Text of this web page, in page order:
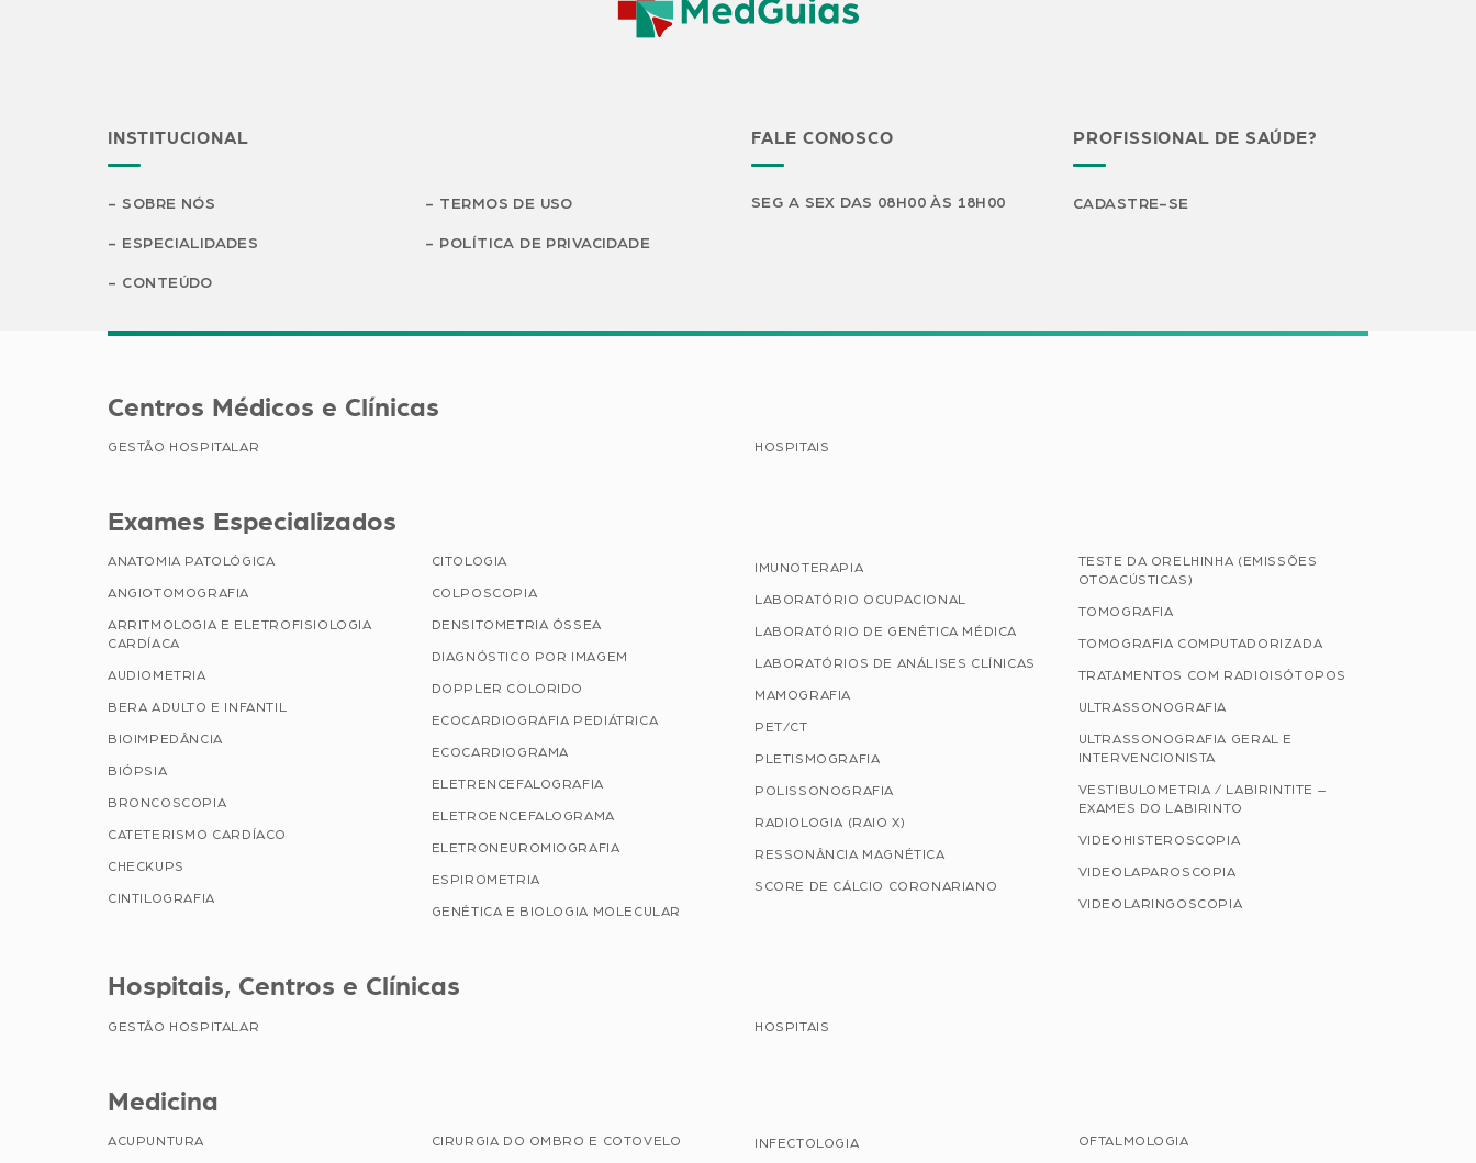
INSTITUCIONAL
SOBRE NÓS
ESPECIALIDADES
CONTEÚDO
TERMOS DE USO
POLÍTICA DE PRIVACIDADE
FALE CONOSCO
SEG A SEX DAS 08H00 ÀS 18H00
PROFISSIONAL DE SAÚDE?
CADASTRE-SE
Centros Médicos e Clínicas
GESTÃO HOSPITALAR HOSPITAIS
Exames Especializados
ANATOMIA PATOLÓGICA
ANGIOTOMOGRAFIA
ARRITMOLOGIA E ELETROFISIOLOGIA
CARDÍACA
AUDIOMETRIA
BERA ADULTO E INFANTIL
BIOIMPEDÂNCIA
BIÓPSIA
BRONCOSCOPIA
CATETERISMO CARDÍACO
CHECKUPS
CINTILOGRAFIA
CITOLOGIA
COLPOSCOPIA
DENSITOMETRIA ÓSSEA
DIAGNÓSTICO POR IMAGEM
DOPPLER COLORIDO
ECOCARDIOGRAFIA PEDIÁTRICA
ECOCARDIOGRAMA
ELETRENCEFALOGRAFIA
ELETROENCEFALOGRAMA
ELETRONEUROMIOGRAFIA
ESPIROMETRIA
GENÉTICA E BIOLOGIA MOLECULAR
IMUNOTERAPIA
LABORATÓRIO OCUPACIONAL
LABORATÓRIO DE GENÉTICA MÉDICA
LABORATÓRIOS DE ANÁLISES CLÍNICAS
MAMOGRAFIA
PET/CT
PLETISMOGRAFIA
POLISSONOGRAFIA
RADIOLOGIA (RAIO X)
RESSONÂNCIA MAGNÉTICA
SCORE DE CÁLCIO CORONARIANO
TESTE DA ORELHINHA (EMISSÕES
OTOACÚSTICAS)
TOMOGRAFIA
TOMOGRAFIA COMPUTADORIZADA
TRATAMENTOS COM RADIOISÓTOPOS
ULTRASSONOGRAFIA
ULTRASSONOGRAFIA GERAL E
INTERVENCIONISTA
VESTIBULOMETRIA / LABIRINTITE –
EXAMES DO LABIRINTO
VIDEOHISTEROSCOPIA
VIDEOLAPAROSCOPIA
VIDEOLARINGOSCOPIA
Hospitais, Centros e Clínicas
GESTÃO HOSPITALAR HOSPITAIS
Medicina
ACUPUNTURA CIRURGIA DO OMBRO E COTOVELO INFECTOLOGIA OFTALMOLOGIA